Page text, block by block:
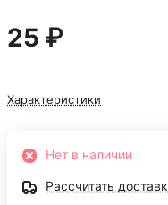
25 ₽
Характеристики
Нет в наличии
Рассчитать